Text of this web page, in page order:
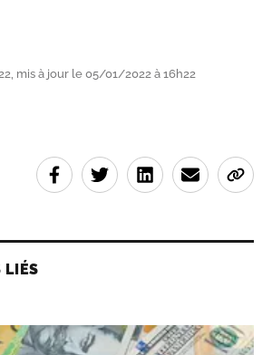
mis à jour le 05/01/2022 à 16h22
LIÉS